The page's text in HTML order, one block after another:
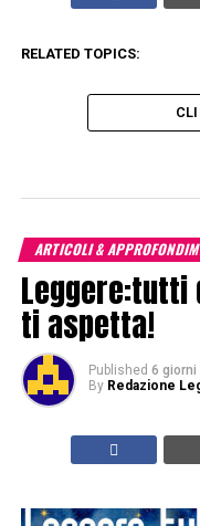
RELATED TOPICS:
ARTICOLI &
ti aspetta!
Published 6 giorni
By Redazione